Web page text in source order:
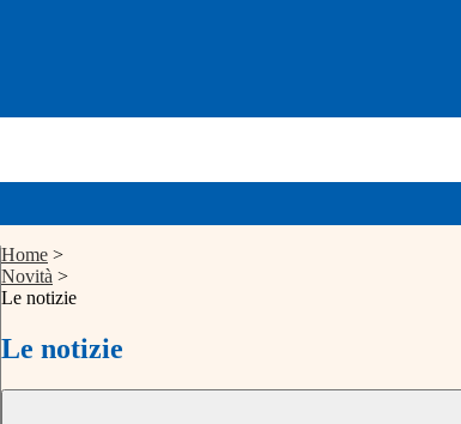
Home >
Novità >
Le notizie
Le notizie